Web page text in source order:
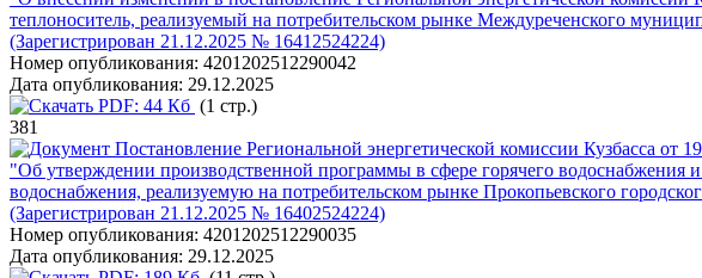
теплоноситель, реализуемый на потребительском рынке Междуреченского
(Зарегистрирован 21.12.2025 № 16412524224)
Номер опубликования: 4201202512290042
Дата опубликования: 29.12.2025
PDF: 44 Кб (1 стр.)
381
Постановление Региональной энергетической комиссии Кузбасса от
"Об утверждении производственной программы в сфере горячего
водоснабжения, реализуемую на потребительском рынке Прокопьевского
(Зарегистрирован 21.12.2025 № 16402524224)
Номер опубликования: 4201202512290035
Дата опубликования: 29.12.2025